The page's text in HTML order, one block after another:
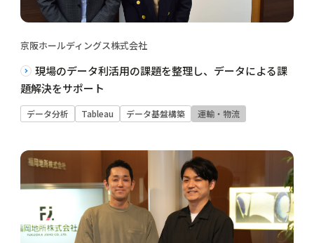
京阪ホールディングス株式会社
現場のデータ利活用の課題を整理し、データによる課
題解決をサポート
データ分析 Tableau データ基盤構築 運輸・物流